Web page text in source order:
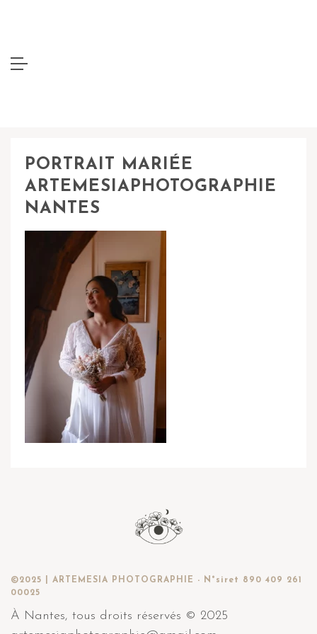
PORTRAIT MARIÉE
ARTEMESIAPHOTOGRAPHIE
NANTES
©2025 | ARTEMESIA PHOTOGRAPHIE - N°siret 890 409 261
00025
À Nantes, tous droits réservés © 2025